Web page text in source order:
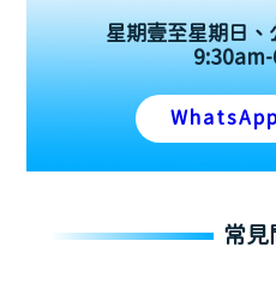
星期壹至星期日
常見